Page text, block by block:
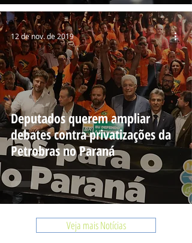
Deputados querem ampliar
debates contra privatizações da
Petrobras no Paraná
12 de nov. de 2019
Veja mais Notícias